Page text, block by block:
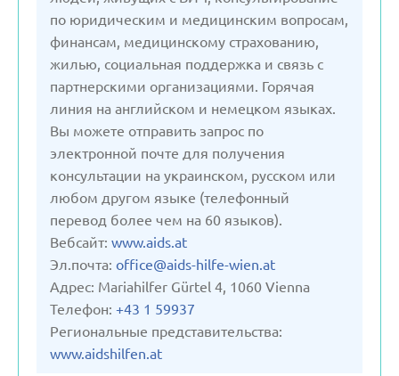
по юридическим и медицинским вопросам,
финансам, медицинскому страхованию,
жилью, социальная поддержка и связь с
партнерскими организациями. Горячая
линия на английском и немецком языках.
Вы можете отправить запрос по
электронной почте для получения
консультации на украинском, русском или
любом другом языке (телефонный
перевод более чем на 60 языков).
Вебсайт: www.aids.at
Эл.почта: office@aids-hilfe-wien.at
Aдрес: Mariahilfer Gürtel 4, 1060 Vienna
Телефон: +43 1 59937
Региональные представительства:
www.aidshilfen.at